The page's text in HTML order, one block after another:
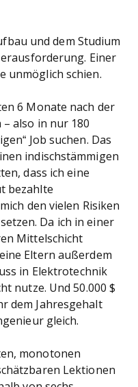
und dem Studium
Einer
unmöglich schien.
6 Monate nach der
– also in nur 180
Job suchen. Das
indischstämmigen
dass ich eine
bezahlte
den vielen Risiken
Da ich in einer
Mittelschicht
Eltern außerdem
in Elektrotechnik
nutze. Und 50.000 $
dem Jahresgehalt
gleich.
monotonen
Lektionen